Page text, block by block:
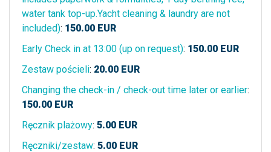
water tank top-up.Yacht cleaning & laundry are not
included): 150.00 EUR
Early Check in at 13:00 (up on request): 150.00 EUR
Zestaw pościeli: 20.00 EUR
Changing the check-in / check-out time later or earlier:
150.00 EUR
Ręcznik plażowy: 5.00 EUR
Ręczniki/zestaw: 5.00 EUR